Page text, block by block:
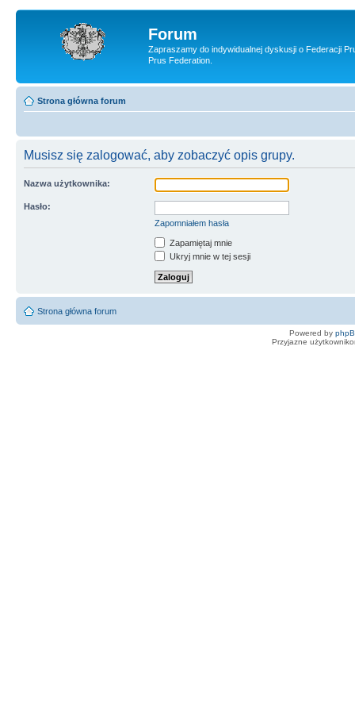
Forum
Zapraszamy do indywidualnej dyskusji o Federacji
Prus Federation.
Strona główna forum
Musisz się zalogować, aby zobaczyć opis grupy.
Nazwa użytkownika:
Hasło:
Zapomniałem hasła
Zapamiętaj mnie
Ukryj mnie w tej sesji
Strona główna forum
Powered by
Przyjazne